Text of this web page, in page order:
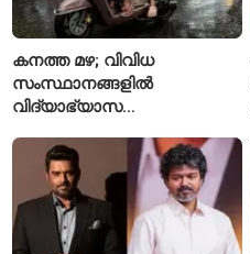
കനത്ത മഴ; വിവിധ
സംസ്ഥാനങ്ങളിൽ
വിദ്യാഭ്യാസ
പ്രഖ്യാപിച്ചു